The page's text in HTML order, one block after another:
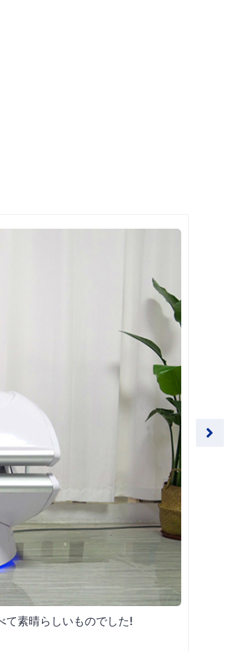
て素晴らしいものでした!